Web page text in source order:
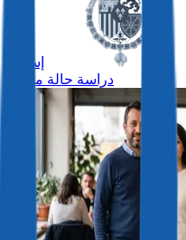
إسبانيا
دراسة حالة مميزة